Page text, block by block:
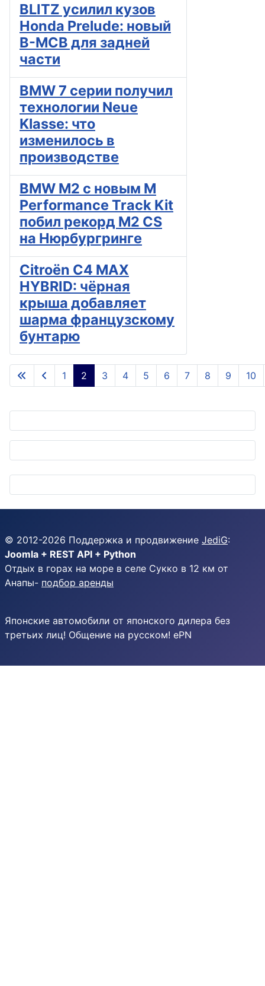
BLITZ усилил кузов
Honda Prelude: новый
B-MCB для задней
части
BMW 7 серии получил
технологии Neue
Klasse: что
изменилось в
производстве
BMW M2 с новым M
Performance Track Kit
побил рекорд M2 CS
на Нюрбургринге
Citroën C4 MAX
HYBRID: чёрная
крыша добавляет
шарма французскому
бунтарю
Страница 2 из 13
1 2 3 4 5 6 7 8 9 10
© 2012-2026 Поддержка и продвижение JediG:
Joomla + REST API + Python
Отдых в горах на море в селе Сукко в 12 км от
Анапы- подбор аренды
Японские автомобили от японского дилера без
третьих лиц! Общение на русском! ePN